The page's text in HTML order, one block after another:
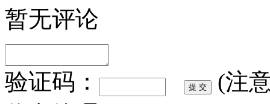
暂无评论
验证码：
(注